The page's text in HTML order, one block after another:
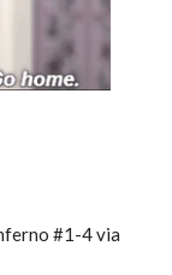
#1-4 via